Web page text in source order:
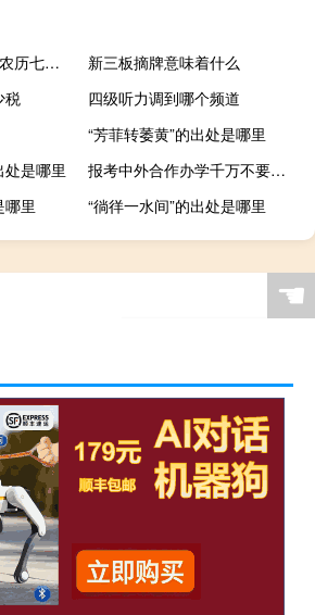
七月廿二是什么意思 农历七月二十二是什么日子
新三板摘牌意味着什么
税
四级听力调到哪个频道
“芳菲转萎黄”的出处是哪里
处是哪里
报考中外合作办学千万不要半途而废
哪里
“徜徉一水间”的出处是哪里
☚